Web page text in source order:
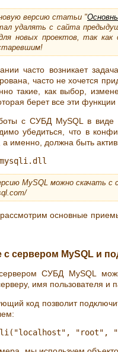
версию статьи "
удалять с сайта
новых проектов, так как
часто возникает
часто не хочется
такие, как выбор,
берет все эти
с СУБД MySQL в виде
убедиться, что в
именно, должна быть
MySQL можно скачать с
основные
с сервером MySQL и
СУБД MySQL
имя пользователя и
код позволит